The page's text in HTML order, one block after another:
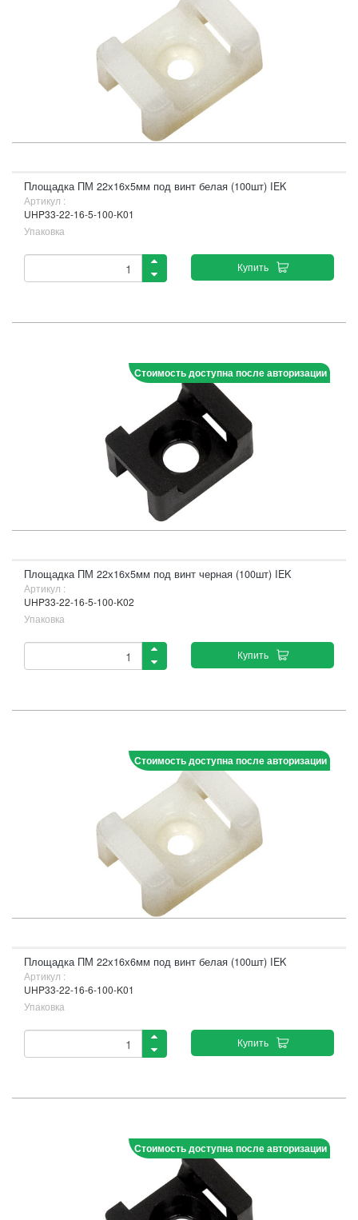
Площадка ПМ 22х16х5мм под винт белая (100шт) IEK
Артикул :
UHP33-22-16-5-100-K01
Упаковка
Купить
Стоимость доступна после авторизации
Площадка ПМ 22х16х5мм под винт черная (100шт) IEK
Артикул :
UHP33-22-16-5-100-K02
Упаковка
Купить
Стоимость доступна после авторизации
Площадка ПМ 22х16х6мм под винт белая (100шт) IEK
Артикул :
UHP33-22-16-6-100-K01
Упаковка
Купить
Стоимость доступна после авторизации